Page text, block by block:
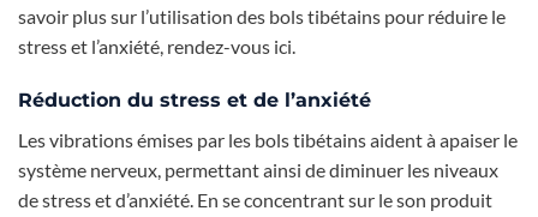
savoir plus sur l’utilisation des bols tibétains pour réduire le
stress et l’anxiété, rendez-vous ici.
Réduction du stress et de l’anxiété
Les vibrations émises par les bols tibétains aident à apaiser le
système nerveux, permettant ainsi de diminuer les niveaux
de stress et d’anxiété. En se concentrant sur le son produit